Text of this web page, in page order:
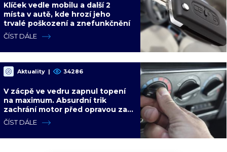
Klíček vedle mobilu a další 2
místa v autě, kde hrozí jeho
trvalé poškození a znefunkčnění
ČÍST DÁLE
Aktuality | 34286
V zácpě ve vedru zapnul topení
na maximum. Absurdní trik
zachrání motor před opravou za
desítky tisíc
ČÍST DÁLE